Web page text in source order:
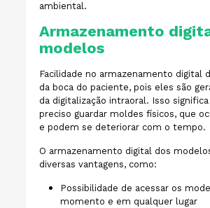
ambiental.
Armazenamento
modelos
Facilidade no armazenamento digital
da boca do paciente, pois eles são
da digitalização intraoral. Isso
preciso guardar moldes físicos, que
e podem se deteriorar com o tempo.
O armazenamento digital dos
diversas vantagens, como:
Possibilidade de acessar os
momento e em qualquer lugar